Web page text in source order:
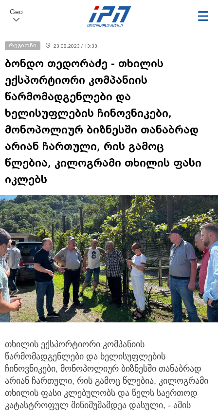
Geo
რეგიონი 23.08.2023 / 13:33
ბონდო თედორაძე - თხილის
ექსპორტიორი კომპანიის
წარმომადგენლები და
ხელისუფლების ჩინოვნიკები,
მონოპოლიურ ბიზნესში თანაბრად
არიან ჩართული, რის გამოც
წლებია, კილოგრამი თხილის ფასი
იკლებს
თხილის ექსპორტიორი კომპანიის
წარმომადგენლები და ხელისუფლების
ჩინოვნიკები, მონოპოლიურ ბიზნესში თანაბრად
არიან ჩართული, რის გამოც წლებია, კილოგრამი
თხილის ფასი კლებულობს და წელს საერთოდ
კატასტროფულ მინიმუმამდეა დასული, - ამის